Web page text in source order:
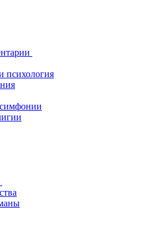
психология